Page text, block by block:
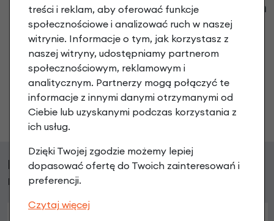
Klienci zadali następujące pytania o ten
produkt
Nikt wcześniej niemiał pytań do tego produktu? A Ty o
co chcesz zapytać?
Zadaj pytanie
Klienci, którzy kupili ten produkt wybrali
również
treści i reklam, aby oferować funkcje
społecznościowe i analizować ruch w naszej
witrynie. Informacje o tym, jak korzystasz z
naszej witryny, udostępniamy partnerom
społecznościowym, reklamowym i
analitycznym. Partnerzy mogą połączyć te
informacje z innymi danymi otrzymanymi od
Ciebie lub uzyskanymi podczas korzystania z
ich usług.
Dzięki Twojej zgodzie możemy lepiej
dopasować ofertę do Twoich zainteresowań i
preferencji.
Czytaj więcej